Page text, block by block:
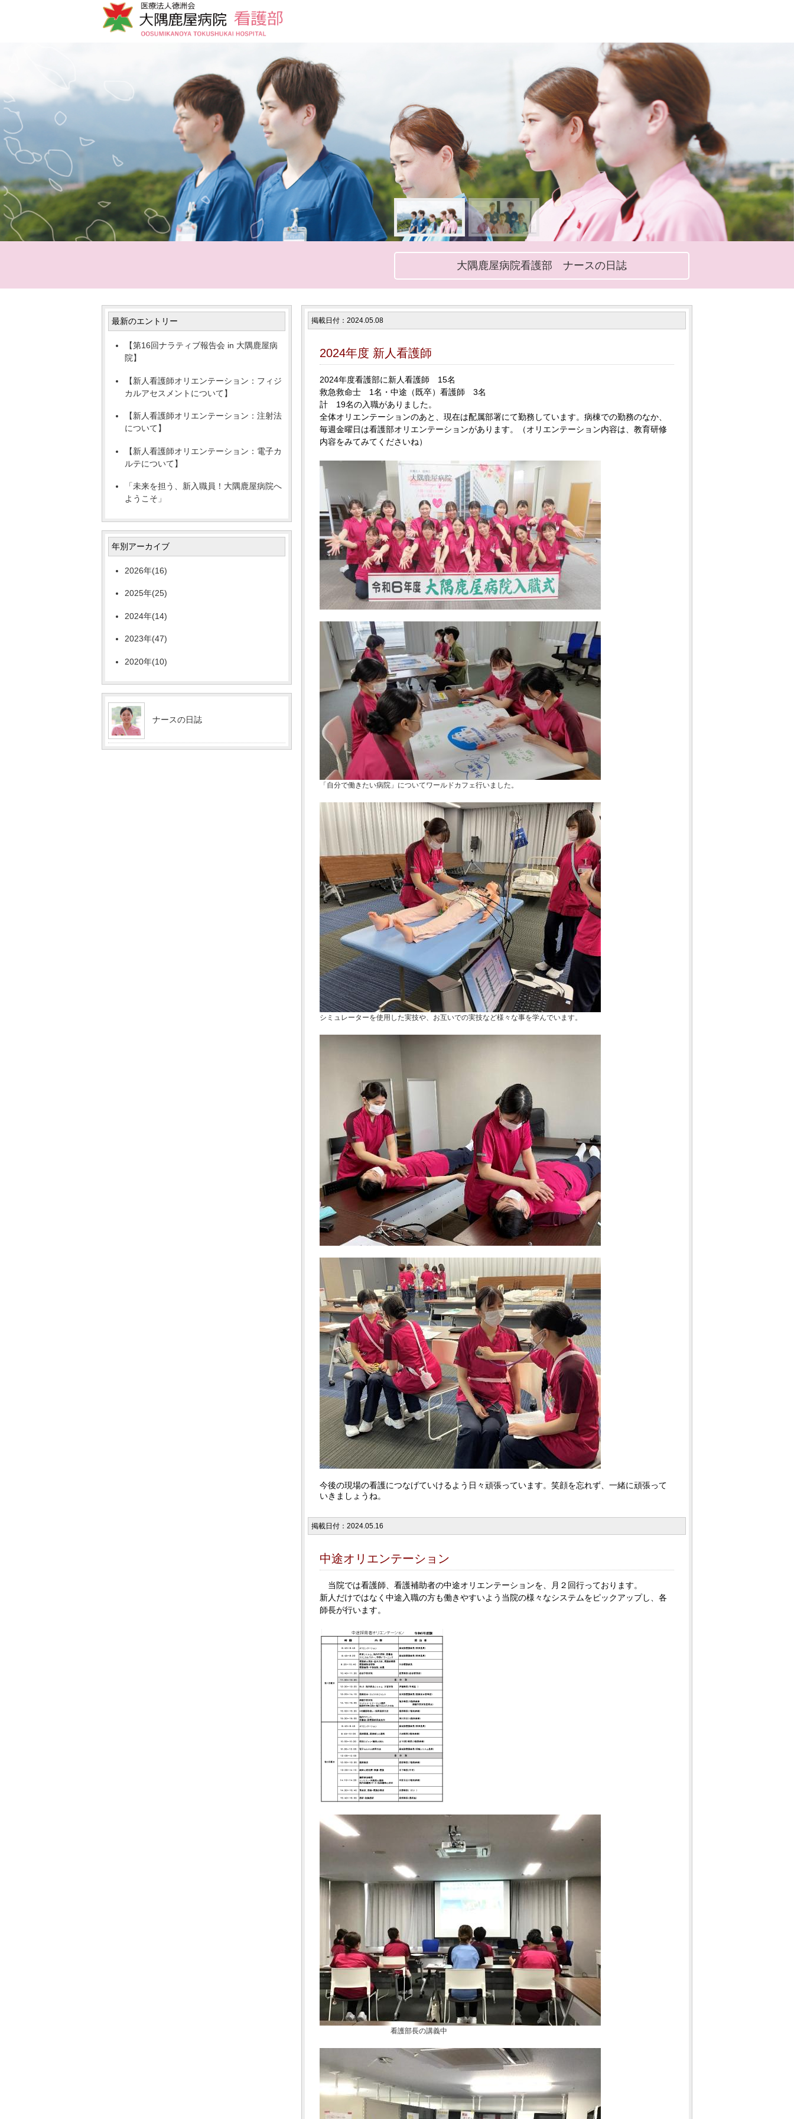
大隅鹿屋病院看護部 ナースの日誌
掲載日付：2024.05.08
2024年度 新人看護師
2024年度看護部に新人看護師 15名
救急救命士 1名・中途（既卒）看護師 3名
計 19名の入職がありました。
全体オリエンテーションのあと、現在は配属部署にて勤務しています。病棟での勤務のなか、
毎週金曜日は看護部オリエンテーションがあります。（オリエンテーション内容は、教育研修
内容をみてみてくださいね）
「自分で働きたい病院」についてワールドカフェ行いました。
シミュレーターを使用した実技や、お互いでの実技など様々な事を学んでいます。
今後の現場の看護につなげていけるよう日々頑張っています。笑顔を忘れず、一緒に頑張って
いきましょうね。
掲載日付：2024.05.16
中途オリエンテーション
当院では看護師、看護補助者の中途オリエンテーションを、月２回行っております。
新人だけではなく中途入職の方も働きやすいよう当院の様々なシステムをピックアップし、各
師長が行います。
看護部長の講義中
最新のエントリー
【第16回ナラティブ報告会 in 大隅鹿屋病
院】
【新人看護師オリエンテーション：フィジ
カルアセスメントについて】
【新人看護師オリエンテーション：注射法
について】
【新人看護師オリエンテーション：電子カ
ルテについて】
「未来を担う、新入職員！大隅鹿屋病院へ
ようこそ」
年別アーカイブ
2026年(16)
2025年(25)
2024年(14)
2023年(47)
2020年(10)
ナースの日誌